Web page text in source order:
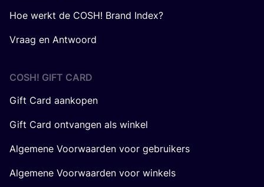
Hoe werkt de COSH! Brand Index?
Vraag en Antwoord
COSH! GIFT CARD
Gift Card aankopen
Gift Card ontvangen als winkel
Algemene Voorwaarden voor gebruikers
Algemene Voorwaarden voor winkels